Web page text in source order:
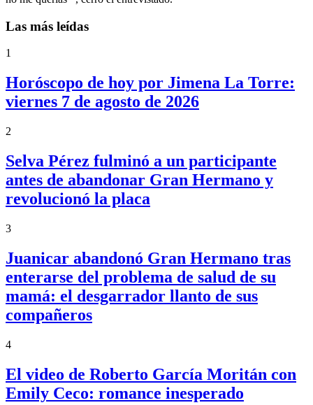
Las más leídas
1
Horóscopo de hoy por Jimena La Torre:
viernes 7 de agosto de 2026
2
Selva Pérez fulminó a un participante
antes de abandonar Gran Hermano y
revolucionó la placa
3
Juanicar abandonó Gran Hermano tras
enterarse del problema de salud de su
mamá: el desgarrador llanto de sus
compañeros
4
El video de Roberto García Moritán con
Emily Ceco: romance inesperado